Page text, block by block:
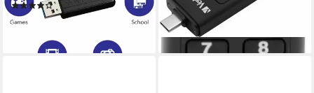
(12)
ab 8,99 €
MB/s)
ab 49,99 €
lieferbar - in 2-3 Werktagen bei dir